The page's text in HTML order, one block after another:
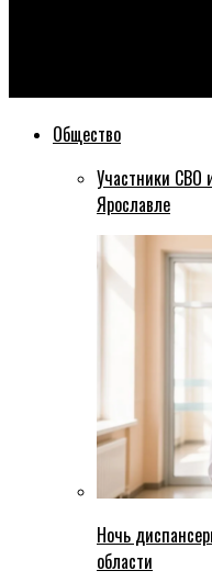
Общество
Участники СВО
Ярославле
Ночь
области